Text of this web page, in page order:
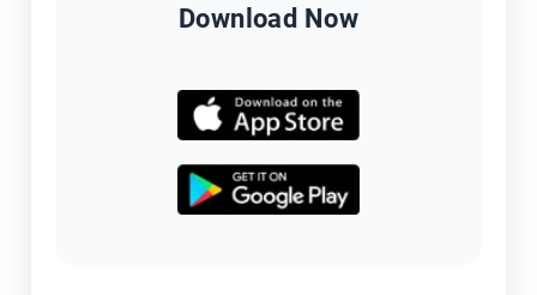
Download Now